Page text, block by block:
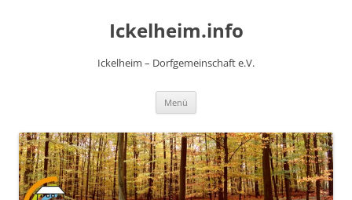
Ickelheim.info
Ickelheim – Dorfgemeinschaft e.V.
Menü